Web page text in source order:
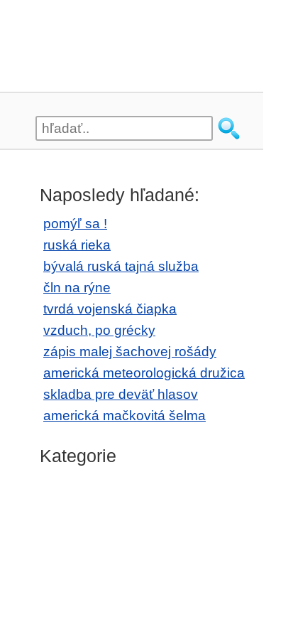
Naposledy hľadané:
pomýľ sa !
ruská rieka
bývalá ruská tajná služba
čln na rýne
tvrdá vojenská čiapka
vzduch, po grécky
zápis malej šachovej rošády
americká meteorologická družica
skladba pre deväť hlasov
americká mačkovitá šelma
Kategorie